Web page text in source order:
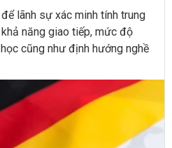
lãnh sự xác minh tính trung
năng giao tiếp, mức độ
cũng như định hướng nghề